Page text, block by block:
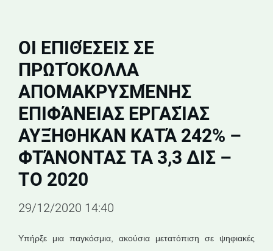
ΟΙ ΕΠΙΘΈΣΕΙΣ ΣΕ
ΠΡΩΤΌΚΟΛΛΑ
ΑΠΟΜΑΚΡΥΣΜΈΝΗΣ
ΕΠΙΦΆΝΕΙΑΣ ΕΡΓΑΣΊΑΣ
ΑΥΞΉΘΗΚΑΝ ΚΑΤΆ 242% –
ΦΤΆΝΟΝΤΑΣ ΤΑ 3,3 ΔΙΣ –
ΤΟ 2020
29/12/2020 14:40
Υπήρξε μια παγκόσμια, ακούσια μετατόπιση σε ψηφιακές